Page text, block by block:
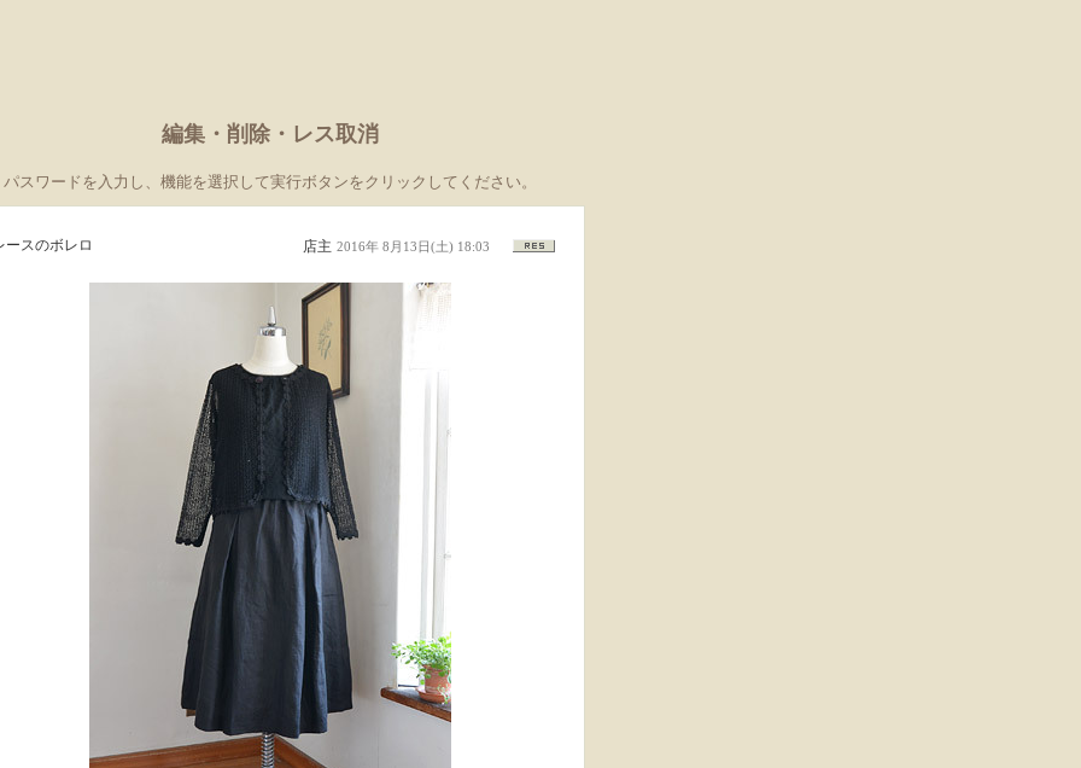
編集・削除・レス取消
パスワードを入力し、機能を選択して実行ボタンをクリックしてください。
ースのボレロ 店主 2016年 8月13日(土) 18:03